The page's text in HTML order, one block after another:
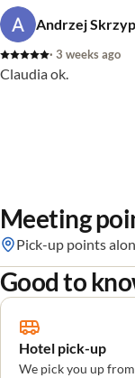
la cultura de Cracovia
trato humano excelente. Recomiendo
servicios a cualquiera
diez absoluto!
Andrzej
· 3 weeks ago
Claudia ok.
Meeting
Pick-up points
Good to
Hotel pick-up
We pick you up